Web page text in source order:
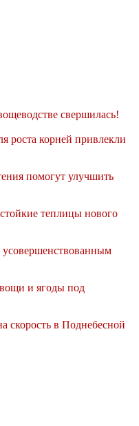
свершилась!
роста корней привлекли
помогут улучшить
теплицы нового
усовершенствованным
и ягоды под
скорость в Поднебесной